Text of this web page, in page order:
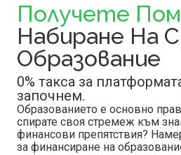
Получете
Набиране На
Образование
0% такса за
започнем.
Образованието е основно
спирате своя стремеж към
финансови препятствия?
за финансиране на